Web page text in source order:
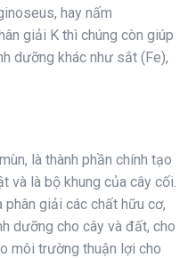
hay nấm
giải K thì chúng còn giúp
dưỡng khác như sắt (Fe),
là thành phần chính tạo
và là bộ khung của cây cối.
giải các chất hữu cơ,
dưỡng cho cây và đất, cho
môi trường thuận lợi cho